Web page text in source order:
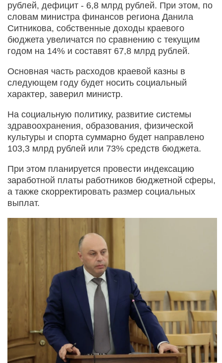
рублей, дефицит - 6,8 млрд рублей. При этом, по
словам министра финансов региона Данила
Ситникова, собственные доходы краевого
бюджета увеличатся по сравнению с текущим
годом на 14% и составят 67,8 млрд рублей.
Основная часть расходов краевой казны в
следующем году будет носить социальный
характер, заверил министр.
На социальную политику, развитие системы
здравоохранения, образования, физической
культуры и спорта суммарно будет направлено
103,3 млрд рублей или 73% средств бюджета.
При этом планируется провести индексацию
заработной платы работников бюджетной сферы,
а также скорректировать размер социальных
выплат.